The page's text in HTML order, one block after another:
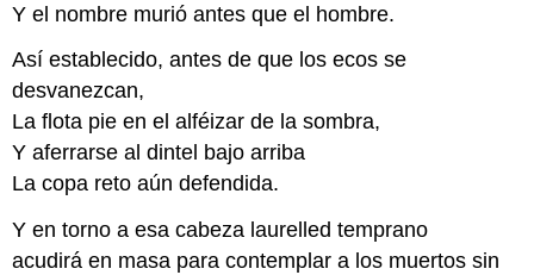
Y el nombre murió antes que el hombre.
Así establecido, antes de que los ecos se
desvanezcan,
La flota pie en el alféizar de la sombra,
Y aferrarse al dintel bajo arriba
La copa reto aún defendida.
Y en torno a esa cabeza laurelled temprano
acudirá en masa para contemplar a los muertos sin